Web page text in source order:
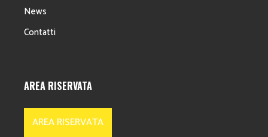
News
Contatti
AREA RISERVATA
AREA RISERVATA